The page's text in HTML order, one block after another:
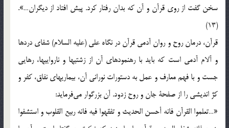
سخن‌ گفت‌ از روي‌ قرآن‌ و آن‌ كه‌ بدان‌ رفتار كرد. پيش‌ افتاد از ديگران‌…».
(13)
قرآن‌، درمان‌ روح‌ و روان‌ آدمي‌ قرآن‌ در نگاه‌ علي‌ (علیه السلام) شفاي‌ دردها
و آلام‌ آدمي‌ است‌ كه‌ بايد با رهنمودهاي‌ آن‌ از زشتيها و نارواييها، رهايي‌
جست‌ و با فهم‌ معارف‌ و عمل‌ به‌ دستورات‌ نوراني‌ آن‌، بيماريهاي‌ نفاق‌، كفر و
كژ انديشي‌ را از صفحة‌ جان‌ و روح‌ زدود. آن‌ بزرگوار مي‌فرمايد:
«…تعلموا القرآن‌ فانه‌ أحسن‌ الحديث‌ و تفقهوا فيه‌ فانه‌ ربيع‌ القلوب‌ و استشفوا